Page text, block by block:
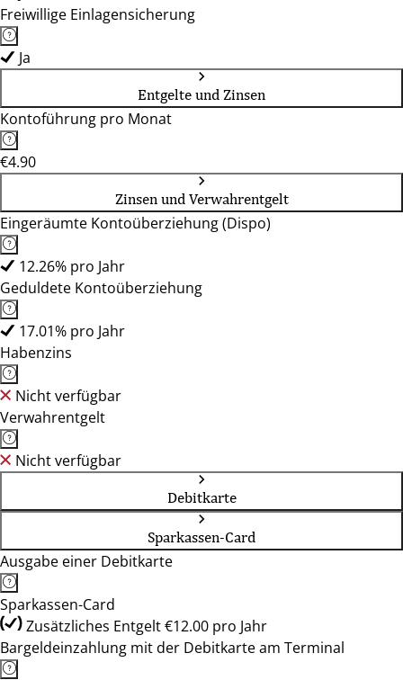
Freiwillige Einlagensicherung
Ja
Entgelte und Zinsen
Kontoführung pro Monat
€4.90
Zinsen und Verwahrentgelt
Eingeräumte Kontoüberziehung (Dispo)
12.26% pro Jahr
Geduldete Kontoüberziehung
17.01% pro Jahr
Habenzins
Nicht verfügbar
Verwahrentgelt
Nicht verfügbar
Debitkarte
Sparkassen-Card
Ausgabe einer Debitkarte
Sparkassen-Card
Zusätzliches Entgelt €12.00 pro Jahr
Bargeldeinzahlung mit der Debitkarte am Terminal